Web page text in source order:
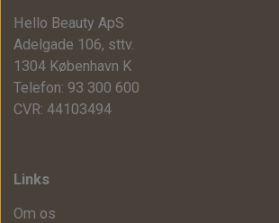
Hello Beauty ApS
Adelgade 106, sttv.
1304 København K
Telefon: 93 300 600
CVR: 44103494
Links
Om os